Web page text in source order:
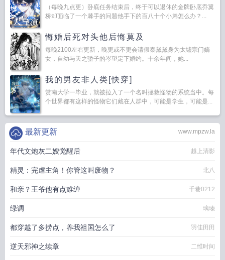
（每晚九点更）卧底任务结束后，终于可以退休的金牌卧底乔翼
桥却面临了一个棘手的问题他手下的百八十个小弟怎么办？...
悔婚后死对头他后悔莫及
每晚2100左右更新，晚更或不更会请假秦黛黛身为太墟宗门嫡
女，自幼与天之骄子的岑望定下婚约。十余年间，她...
我的男友非人类[快穿]
赏南大学一毕业，就被拉入了一个名叫拯救怪物的系统当中。每
个世界都有这样的怪物它们藏在人群中，可能是学生，可能是...
www.mpzw.la
最新更新
年代文炮灰二嫂觉醒后 越上清影
精灵：完虐主角！你管这叫废物？ 北八
和亲？王爷他有点难缠 千巷0212
绿调 璃瑧
都穿越了多捞点，养我祖国怎么了 羽佳田田
逆天邪神之续章 二维时间